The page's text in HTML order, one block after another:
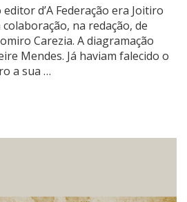
d’A Federação era Joitiro
na redação, de
Carezia. A diagramação
Mendes. Já haviam falecido o
a sua …